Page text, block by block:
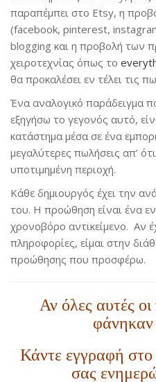
παραπέμπει στο Εtsy, η
(facebook, pinterest,
blogging και η προβολή των
χειροτεχνίας όπως το
θα προκαλέσει εν τέλει τις
Ένα αναλογικό παράδειγμα
εξηγήσω το γεγονός αυτό,
κατάστημα μέσα σε ένα
μεγαλύτερες πωλήσεις απ’
υποτιμημένη περιοχή.
Κάθε δημιουργός έχει την
του. Η προώθηση είναι ένα
χρονοβόρο αντικείμενο. Αν
πληροφορίες, είμαι στην
προώθησης που προσφέρω.
Αν όλες αυτές
φάνηκαν
Κάντε εγγραφή
σας